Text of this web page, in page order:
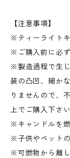
【注意事項】
※ティーライト
※ご購入前に必
※製造過程で生
装の凸凹、細か
りませんので、
上でご購入下さい
※キャンドルを
※子供やペット
※可燃物から離